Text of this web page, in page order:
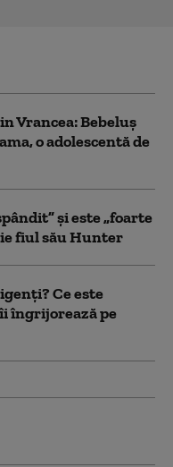
Vrancea: Bebeluș
o adolescentă de
şi este „foarte
fiul său Hunter
Ce este
îngrijorează pe